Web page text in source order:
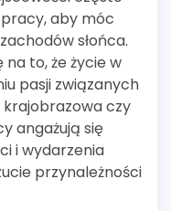
aby móc
słońca.
to, że życie w
pasji związanych
czy
angażują się
i wydarzenia
przynależności